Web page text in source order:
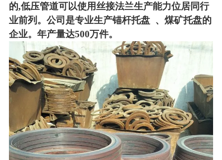
的,低压管道可以使用丝接法兰生产能力位居同行
业前列。公司是专业生产锚杆托盘 、煤矿托盘的
企业。年产量达500万件。